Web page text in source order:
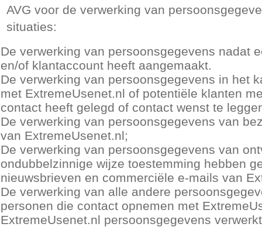
AVG voor de verwerking van
situaties:
De verwerking van persoonsgegevens nadat
en/of klantaccount heeft aangemaakt.
De verwerking van persoonsgegevens in het
met ExtremeUsenet.nl of potentiële klanten
contact heeft gelegd of contact wenst te
De verwerking van persoonsgegevens van
van ExtremeUsenet.nl;
De verwerking van persoonsgegevens van
ondubbelzinnige wijze toestemming hebben
nieuwsbrieven en commerciële e-mails van
De verwerking van alle andere
personen die contact opnemen met
ExtremeUsenet.nl persoonsgegevens